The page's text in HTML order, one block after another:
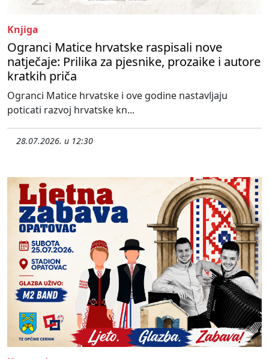
Knjiga
Ogranci Matice hrvatske raspisali nove
natječaje: Prilika za pjesnike, prozaike i autore
kratkih priča
Ogranci Matice hrvatske i ove godine nastavljaju
poticati razvoj hrvatske kn...
28.07.2026. u 12:30